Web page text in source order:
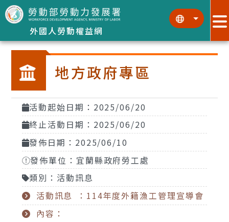
跳到主要內容區塊
外國人勞動權益網
::: :::
地方政府專區
活動起始日期：2025/06/20
終止活動日期：2025/06/20
發佈日期：2025/06/10
發佈單位：宜蘭縣政府勞工處
類別：活動訊息
活動訊息 ：114年度外籍漁工管理宣導會
內容：